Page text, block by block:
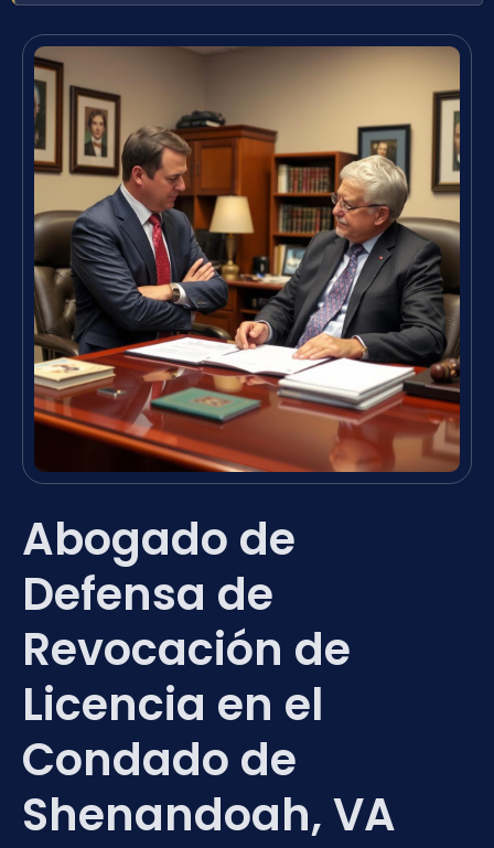
Abogado de
Defensa de
Revocación de
Licencia en el
Condado de
Shenandoah, VA